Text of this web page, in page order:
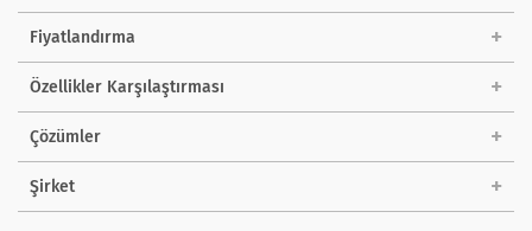
Fiyatlandırma
Özellikler Karşılaştırması
Çözümler
Şirket